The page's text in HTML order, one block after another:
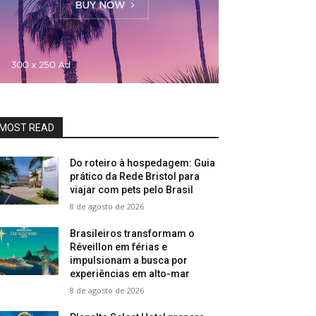
READ
Do roteiro à hospedagem: Guia
prático da Rede Bristol para
viajar com pets pelo Brasil
8 de agosto de 2026
Brasileiros transformam o
Réveillon em férias e
impulsionam a busca por
experiências em alto-mar
8 de agosto de 2026